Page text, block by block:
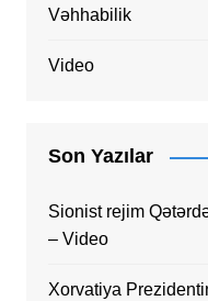
Vəhhabilik
Video
Son Yazılar
Sionist rejim
– Video
Xorvatiya